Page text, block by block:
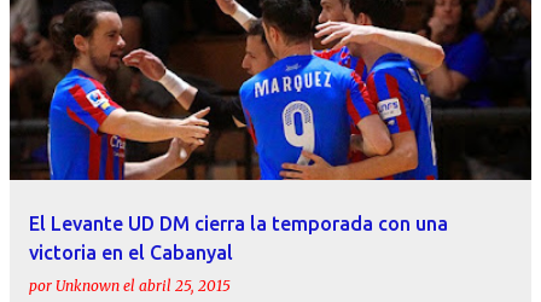
El Levante UD DM cierra la temporada con una
victoria en el Cabanyal
por Unknown el abril 25, 2015